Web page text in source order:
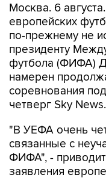
Москва. 6
европейских
по-прежнему не
президенту
футбола (ФИФА)
намерен
соревнования
четверг Sky News.
"В УЕФА очень
связанные с
ФИФА", -
заявления